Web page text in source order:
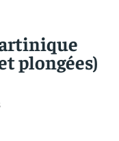
plongées)